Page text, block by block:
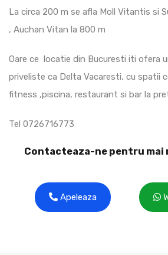
La circa 200 m se afla Moll Vitantis si
, Auchan Vitan la 800 m
Oare ce locatie din Bucuresti iti ofera
priveliste ca Delta Vacaresti, cu spatii
fitness ,piscina, restaurant si bar la
Tel 0726716773
Contacteaza-ne pentru mai
Apeleaza